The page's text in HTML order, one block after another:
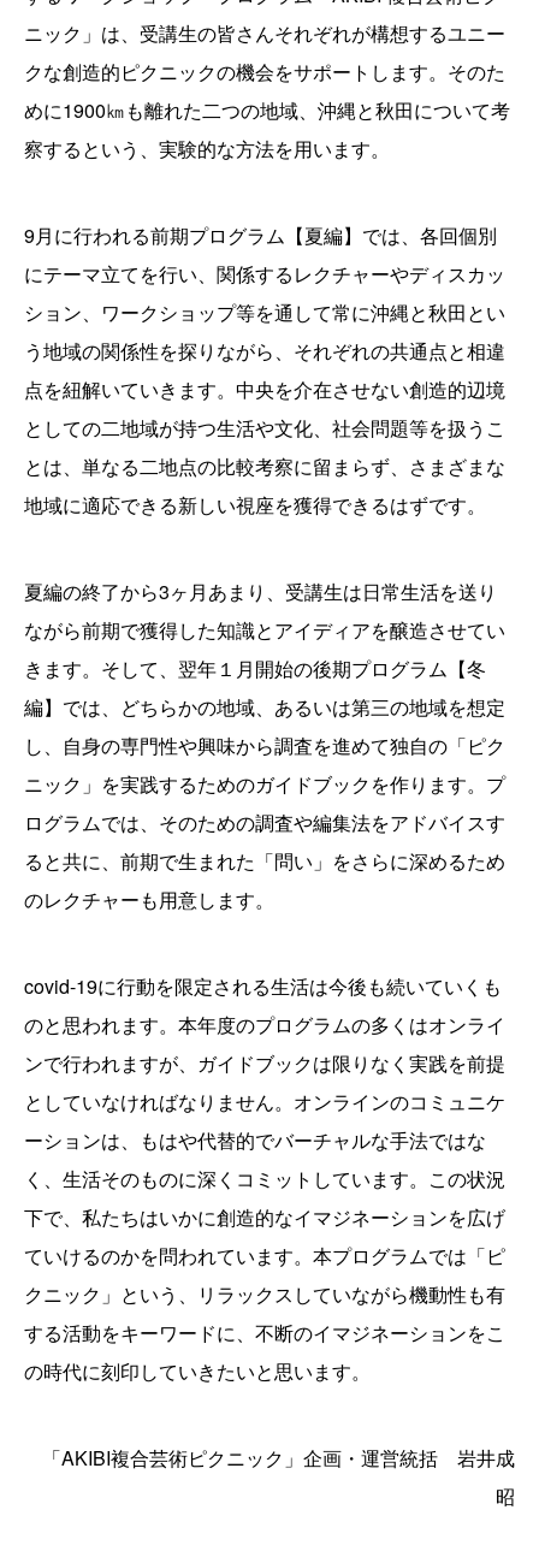
ニック」は、受講生の皆さんそれぞれが構想するユニー
クな創造的ピクニックの機会をサポートします。そのた
めに1900㎞も離れた二つの地域、沖縄と秋田について考
察するという、実験的な方法を用います。
9月に行われる前期プログラム【夏編】では、各回個別
にテーマ立てを行い、関係するレクチャーやディスカッ
ション、ワークショップ等を通して常に沖縄と秋田とい
う地域の関係性を探りながら、それぞれの共通点と相違
点を紐解いていきます。中央を介在させない創造的辺境
としての二地域が持つ生活や文化、社会問題等を扱うこ
とは、単なる二地点の比較考察に留まらず、さまざまな
地域に適応できる新しい視座を獲得できるはずです。
夏編の終了から3ヶ月あまり、受講生は日常生活を送り
ながら前期で獲得した知識とアイディアを醸造させてい
きます。そして、翌年１月開始の後期プログラム【冬
編】では、どちらかの地域、あるいは第三の地域を想定
し、自身の専門性や興味から調査を進めて独自の「ピク
ニック」を実践するためのガイドブックを作ります。プ
ログラムでは、そのための調査や編集法をアドバイスす
ると共に、前期で生まれた「問い」をさらに深めるため
のレクチャーも用意します。
covid-19に行動を限定される生活は今後も続いていくも
のと思われます。本年度のプログラムの多くはオンライ
ンで行われますが、ガイドブックは限りなく実践を前提
としていなければなりません。オンラインのコミュニケ
ーションは、もはや代替的でバーチャルな手法ではな
く、生活そのものに深くコミットしています。この状況
下で、私たちはいかに創造的なイマジネーションを広げ
ていけるのかを問われています。本プログラムでは「ピ
クニック」という、リラックスしていながら機動性も有
する活動をキーワードに、不断のイマジネーションをこ
の時代に刻印していきたいと思います。
「AKIBI複合芸術ピクニック」企画・運営統括 岩井成
昭